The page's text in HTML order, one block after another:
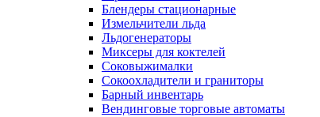
Блендеры стационарные
Измельчители льда
Льдогенераторы
Миксеры для коктелей
Соковыжималки
Сокоохладители и граниторы
Барный инвентарь
Вендинговые торговые автоматы